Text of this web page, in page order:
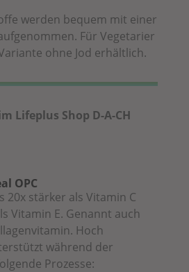
werden bequem mit einer
Für Vegetarier
ohne Jod erhältlich.
Lifeplus Shop D-A-CH
OPC
20x stärker als Vitamin C
Vitamin E. Genannt auch
Hoch
während der
Prozesse: